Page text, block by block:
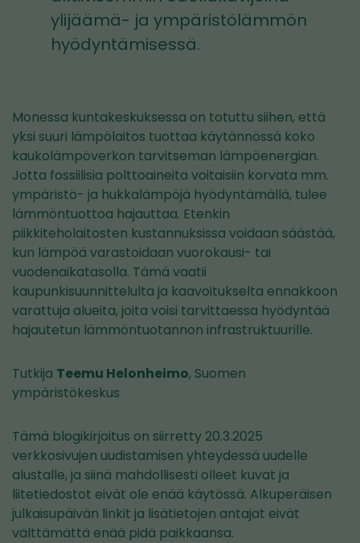
ylijäämä- ja ympäristölämmön
hyödyntämisessä.
Monessa kuntakeskuksessa on totuttu siihen, että
yksi suuri lämpölaitos tuottaa käytännössä koko
kaukolämpöverkon tarvitseman lämpöenergian.
Jotta fossiilisia polttoaineita voitaisiin korvata mm.
ympäristö- ja hukkalämpöjä hyödyntämällä, tulee
lämmöntuottoa hajauttaa. Etenkin
piikkiteholaitosten kustannuksissa voidaan säästää,
kun lämpöä varastoidaan vuorokausi- tai
vuodenaikatasolla. Tämä vaatii
kaupunkisuunnittelulta ja kaavoitukselta ennakkoon
varattuja alueita, joita voisi tarvittaessa hyödyntää
hajautetun lämmöntuotannon infrastruktuurille.
Tutkija Teemu Helonheimo, Suomen
ympäristökeskus
Tämä blogikirjoitus on siirretty 20.3.2025
verkkosivujen uudistamisen yhteydessä uudelle
alustalle, ja siinä mahdollisesti olleet kuvat ja
liitetiedostot eivät ole enää käytössä. Alkuperäisen
julkaisupäivän linkit ja lisätietojen antajat eivät
välttämättä enää pidä paikkaansa.